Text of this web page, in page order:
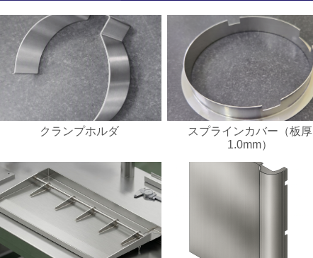
クランプホルダ
スプラインカバー（板厚
1.0mm）